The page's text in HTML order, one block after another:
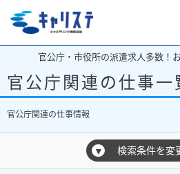
官公庁・市役所の派遣求人多数！
官公庁関連の仕事一
官公庁関連の仕事情報
▼ 検索条件を変